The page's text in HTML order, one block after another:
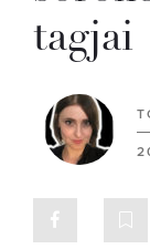
tagjai